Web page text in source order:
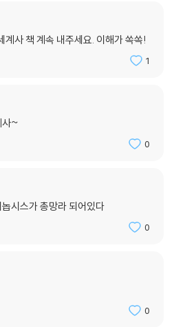
사를 만났다면 이제는 썬킴의 세계사를
세계사로 여행을 떠나자. 저자 특유의
치는 역사 이야기에 흠뻑 빠져 읽다 보면
사 책 계속 내주세요. 이해가 쏙쏙!
1
사~
0
시스가 총망라 되어있다
0
0